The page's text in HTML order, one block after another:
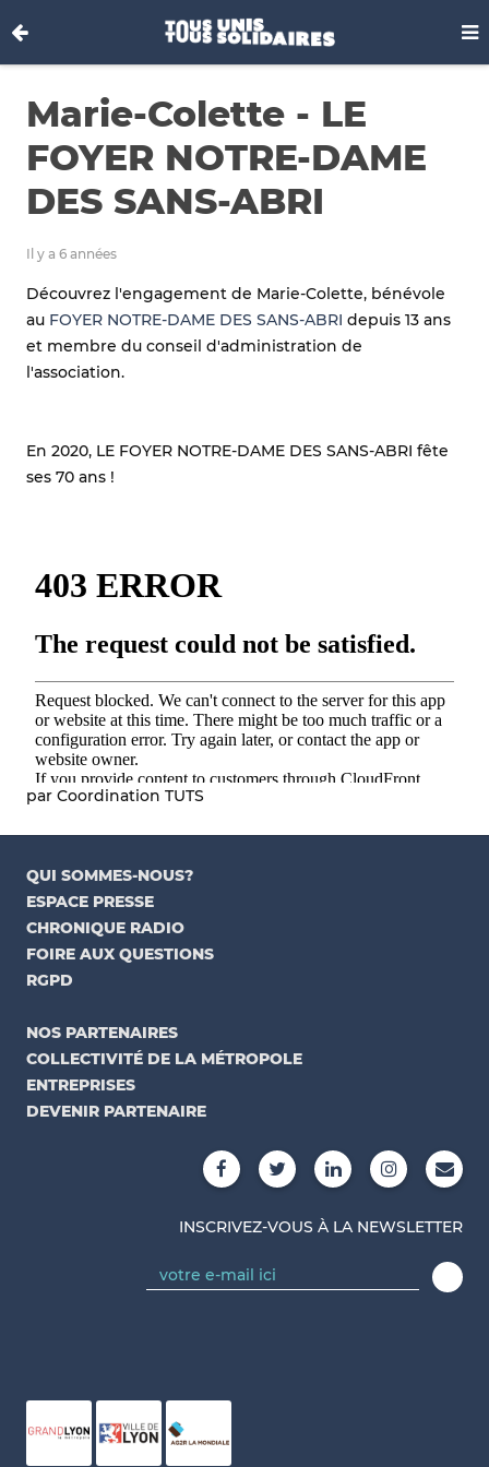
Marie-Colette - LE
FOYER NOTRE-DAME
DES SANS-ABRI
Il y a 6 années
Découvrez l'engagement de Marie-Colette, bénévole
au FOYER NOTRE-DAME DES SANS-ABRI depuis 13 ans
et membre du conseil d'administration de
l'association.
En 2020, LE FOYER NOTRE-DAME DES SANS-ABRI fête
ses 70 ans !
par Coordination TUTS
QUI SOMMES-NOUS?
ESPACE PRESSE
CHRONIQUE RADIO
FOIRE AUX QUESTIONS
RGPD
NOS PARTENAIRES
COLLECTIVITÉ DE LA MÉTROPOLE
ENTREPRISES
DEVENIR PARTENAIRE
INSCRIVEZ-VOUS À LA NEWSLETTER